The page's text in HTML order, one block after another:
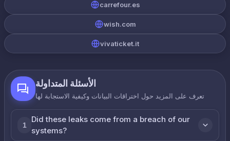
carrefour.es
wish.com
vivaticket.it
الأسئلة المتداولة
تعرف على المزيد حول اختراقات البيانات وكيفية الاستجابة لها
1
Did these leaks come from a breach of our
systems?